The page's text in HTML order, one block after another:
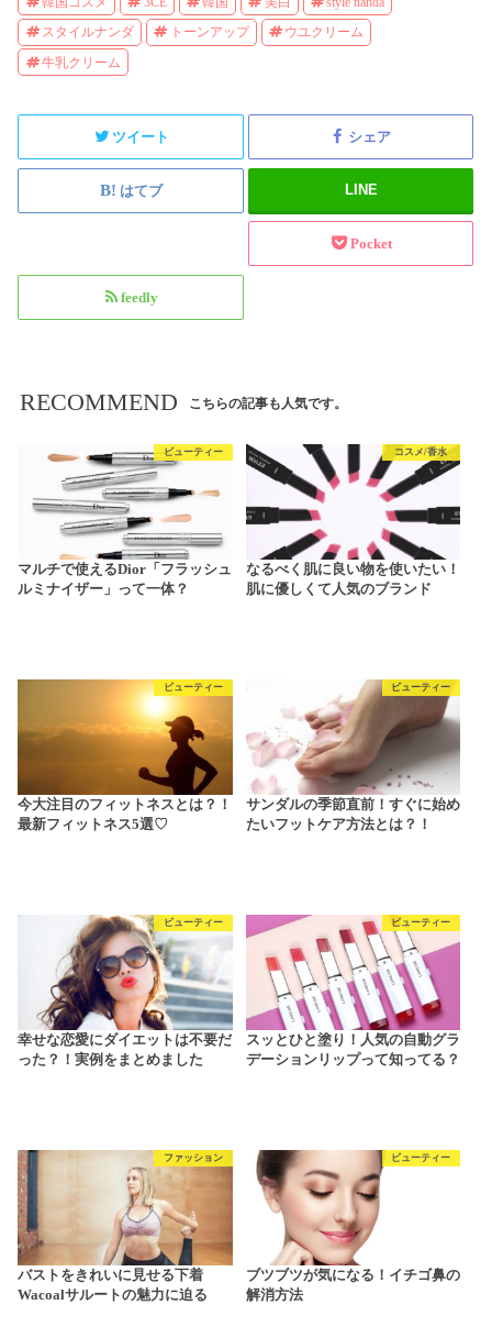
スタイルナンダ
トーンアップ
ウユクリーム
牛乳クリーム
ツイート シェア
はてブ LINE
Pocket
feedly
RECOMMEND こちらの記事も人気です。
ビューティー
マルチで使えるDior「フラッシュ
ルミナイザー」って一体？
コスメ/香水
なるべく肌に良い物を使いたい！
肌に優しくて人気のブランド
ビューティー
今大注目のフィットネスとは？！
最新フィットネス5選♡
ビューティー
サンダルの季節直前！すぐに始め
たいフットケア方法とは？！
ビューティー
幸せな恋愛にダイエットは不要だ
った？！実例をまとめました
ビューティー
スッとひと塗り！人気の自動グラ
デーションリップって知ってる？
ファッション
バストをきれいに見せる下着
Wacoalサルートの魅力に迫る
ビューティー
ブツブツが気になる！イチゴ鼻の
解消方法